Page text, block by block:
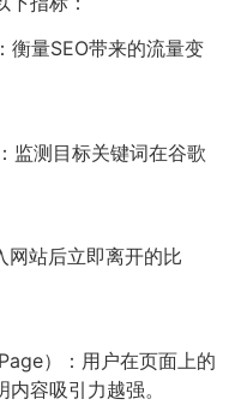
量SEO带来的流量变
监测目标关键词在谷歌
网站后立即离开的比
）：用户在页面上的
容吸引力越强。